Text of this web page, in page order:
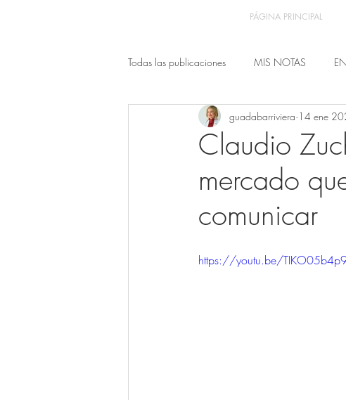
PÁGINA PRINCIPAL
Todas las publicaciones MIS NOTAS
Claudio
mercado
comunicar
guadabarriviera 14 ene
https://youtu.be/